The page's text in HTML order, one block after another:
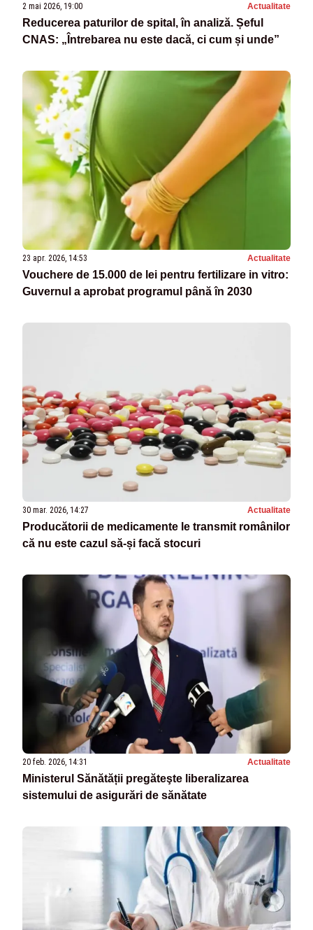
2 mai 2026, 19:00 Actualitate
Reducerea paturilor de spital, în analiză. Șeful
CNAS: „Întrebarea nu este dacă, ci cum și unde”
23 apr. 2026, 14:53 Actualitate
Vouchere de 15.000 de lei pentru fertilizare in vitro:
Guvernul a aprobat programul până în 2030
30 mar. 2026, 14:27 Actualitate
Producătorii de medicamente le transmit românilor
că nu este cazul să-și facă stocuri
20 feb. 2026, 14:31 Actualitate
Ministerul Sănătății pregăteşte liberalizarea
sistemului de asigurări de sănătate